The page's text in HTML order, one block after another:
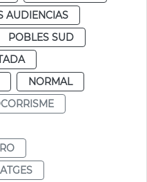
AUDIENCIAS
POBLES SUD
NORMAL